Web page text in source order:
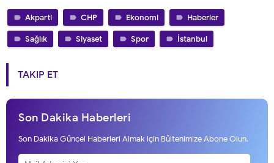
Akparti CHP Ekonomi Haberler
Sağlık Siyaset Spor İstanbul
TAKIP ET
Son Dakika Haberleri
Son Dakika Güncel Haberleri Almak için Bültenimize Abone Olun.